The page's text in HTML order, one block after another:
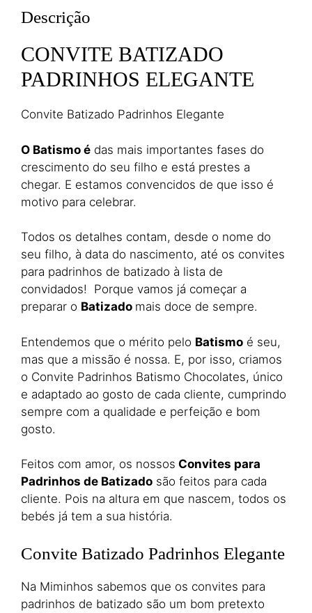
Descrição
CONVITE BATIZADO
PADRINHOS ELEGANTE
Convite Batizado Padrinhos Elegante
O Batismo é das mais importantes fases do
crescimento do seu filho e está prestes a
chegar. E estamos convencidos de que isso é
motivo para celebrar.
Todos os detalhes contam, desde o nome do
seu filho, à data do nascimento, até os convites
para padrinhos de batizado à lista de
convidados! Porque vamos já começar a
preparar o Batizado mais doce de sempre.
Entendemos que o mérito pelo Batismo é seu,
mas que a missão é nossa. E, por isso, criamos
o Convite Padrinhos Batismo Chocolates, único
e adaptado ao gosto de cada cliente, cumprindo
sempre com a qualidade e perfeição e bom
gosto.
Feitos com amor, os nossos Convites para
Padrinhos de Batizado são feitos para cada
cliente. Pois na altura em que nascem, todos os
bebés já tem a sua história.
Convite Batizado Padrinhos Elegante
Na Miminhos sabemos que os convites para
padrinhos de batizado são um bom pretexto